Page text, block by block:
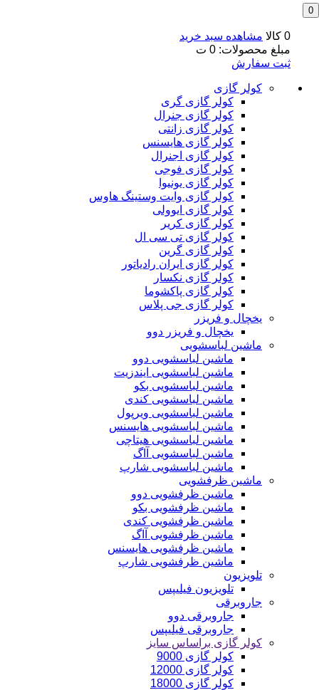
0
0 کالا
مشاهده سبد خرید
مبلغ محصولات: 0 ت
ثبت سفارش
کولر گازی
کولر گازی گری
کولر گازی جنرال
کولر گازی زانتی
کولر گازی هایسنس
کولر گازی اجنرال
کولر گازی فوجی
کولر گازی یونیوا
کولر گازی وایت وستینگ هاوس
کولر گازی ایوولی
کولر گازی کریر
کولر گازی تی سی ال
کولر گازی گرین
کولر گازی ایران رادیاتور
کولر گازی نکسار
کولر گازی پاکشوما
کولر گازی جی پلاس
یخچال و فریزر
یخچال و فریزر دوو
ماشین لباسشویی
ماشین لباسشویی دوو
ماشین لباسشویی ایندزیت
ماشین لباسشویی بکو
ماشین لباسشویی کندی
ماشین لباسشویی ویرپول
ماشین لباسشویی هایسنس
ماشین لباسشویی هیتاچی
ماشین لباسشویی آاگ
ماشین لباسشویی شارپ
ماشین ظرفشویی
ماشین ظرفشویی دوو
ماشین ظرفشویی بکو
ماشین ظرفشویی کندی
ماشین ظرفشویی آاگ
ماشین ظرفشویی هایسنس
ماشین ظرفشویی شارپ
تلویزیون
تلویزیون فیلیپس
جاروبرقی
جاروبرقی دوو
جاروبرقی فیلیپس
کولر گازی براساس سایز
کولر گازی 9000
کولر گازی 12000
کولر گازی 18000